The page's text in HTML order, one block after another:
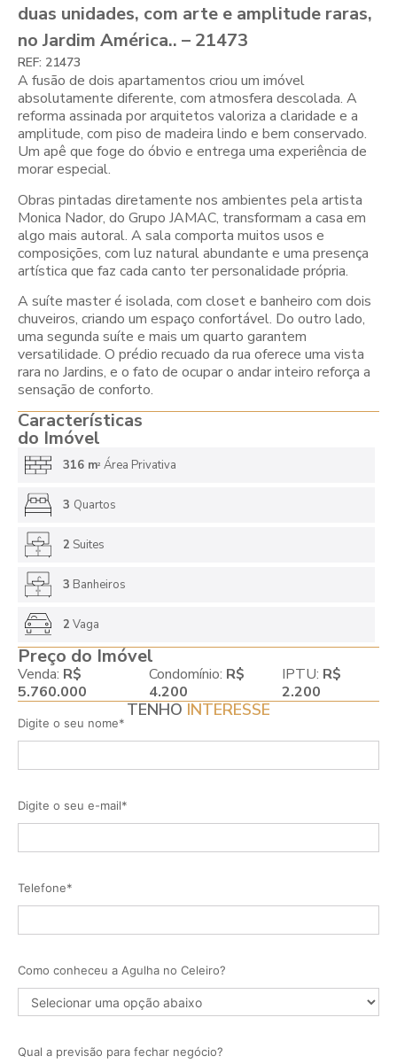
duas unidades, com arte e amplitude raras,
no Jardim América.. – 21473
REF: 21473
A fusão de dois apartamentos criou um imóvel
absolutamente diferente, com atmosfera descolada. A
reforma assinada por arquitetos valoriza a claridade e a
amplitude, com piso de madeira lindo e bem conservado.
Um apê que foge do óbvio e entrega uma experiência de
morar especial.
Obras pintadas diretamente nos ambientes pela artista
Monica Nador, do Grupo JAMAC, transformam a casa em
algo mais autoral. A sala comporta muitos usos e
composições, com luz natural abundante e uma presença
artística que faz cada canto ter personalidade própria.
A suíte master é isolada, com closet e banheiro com dois
chuveiros, criando um espaço confortável. Do outro lado,
uma segunda suíte e mais um quarto garantem
versatilidade. O prédio recuado da rua oferece uma vista
rara no Jardins, e o fato de ocupar o andar inteiro reforça a
sensação de conforto.
Características
do Imóvel
316 m2 Área Privativa
3 Quartos
2 Suites
3 Banheiros
2 Vaga
Preço do Imóvel
Venda: R$
5.760.000
Condomínio: R$
4.200
IPTU: R$
2.200
TENHO INTERESSE
Digite o seu nome*
Digite o seu e-mail*
Telefone*
Como conheceu a Agulha no Celeiro?
Qual a previsão para fechar negócio?